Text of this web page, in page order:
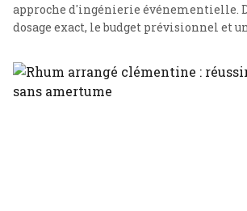
approche d'ingénierie événementielle.
dosage exact, le budget prévisionnel et